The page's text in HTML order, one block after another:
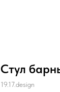
Стул
19.17.design